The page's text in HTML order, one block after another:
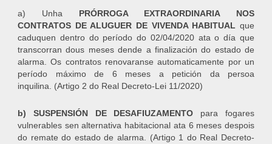
a) Unha PRÓRROGA EXTRAORDINARIA NOS
CONTRATOS DE ALUGUER DE VIVENDA HABITUAL que
caduquen dentro do período do 02/04/2020 ata o día que
transcorran dous meses dende a finalización do estado de
alarma. Os contratos renovaranse automaticamente por un
período máximo de 6 meses a petición da persoa
inquilina. (Artigo 2 do Real Decreto-Lei 11/2020)
b) SUSPENSIÓN DE DESAFIUZAMENTO para fogares
vulnerables sen alternativa habitacional ata 6 meses despois
do remate do estado de alarma. (Artigo 1 do Real Decreto-